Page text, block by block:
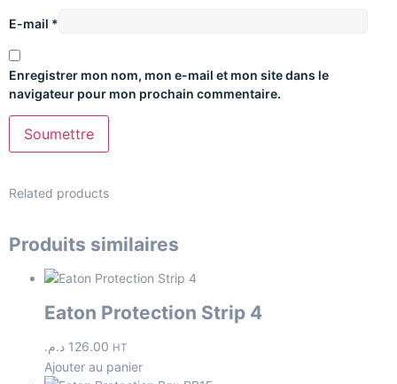
E-mail *
Enregistrer mon nom, mon e-mail et mon site dans le
navigateur pour mon prochain commentaire.
Related products
Produits similaires
Eaton Protection Strip 4
126.00 د.م. HT
Ajouter au panier